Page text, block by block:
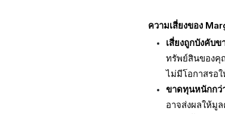
ความเสี่ยงของ
เสี่ยงถูกบังคับข
ทรัพย์สินของคุ
ไม่มีโอกาสรอ
ขาดทุนหนักกว่
อาจส่งผลให้มู